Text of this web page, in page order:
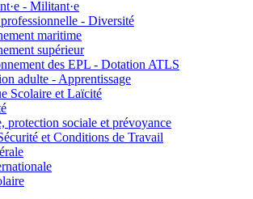
- Militant·e
- Diversité
maritime
supérieur
des EPL - Dotation ATLS
adulte - Apprentissage
Scolaire et Laïcité
protection sociale et prévoyance
et Conditions de Travail